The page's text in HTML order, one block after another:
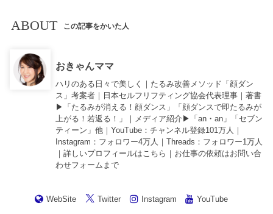
ABOUT この記事をかいた人
おきゃんママ
ハリのある日々で美しく｜たるみ改善メソッド「顔ダン
ス」考案者｜日本セルフリフティング協会代表理事｜著書
▶︎「 たるみが消える！顔ダンス 」「 顔ダンスで即たるみが
上がる！若返る！ 」｜メディア紹介▶︎「an・an」「セブン
ティーン」他｜YouTube ：チャンネル登録101万人｜
Instagram ：フォロワー4万人｜Threads ：フォロワー1万人
｜詳しいプロフィールはこちら ｜お仕事の依頼はお問い合
わせフォーム まで
WebSite Twitter Instagram YouTube